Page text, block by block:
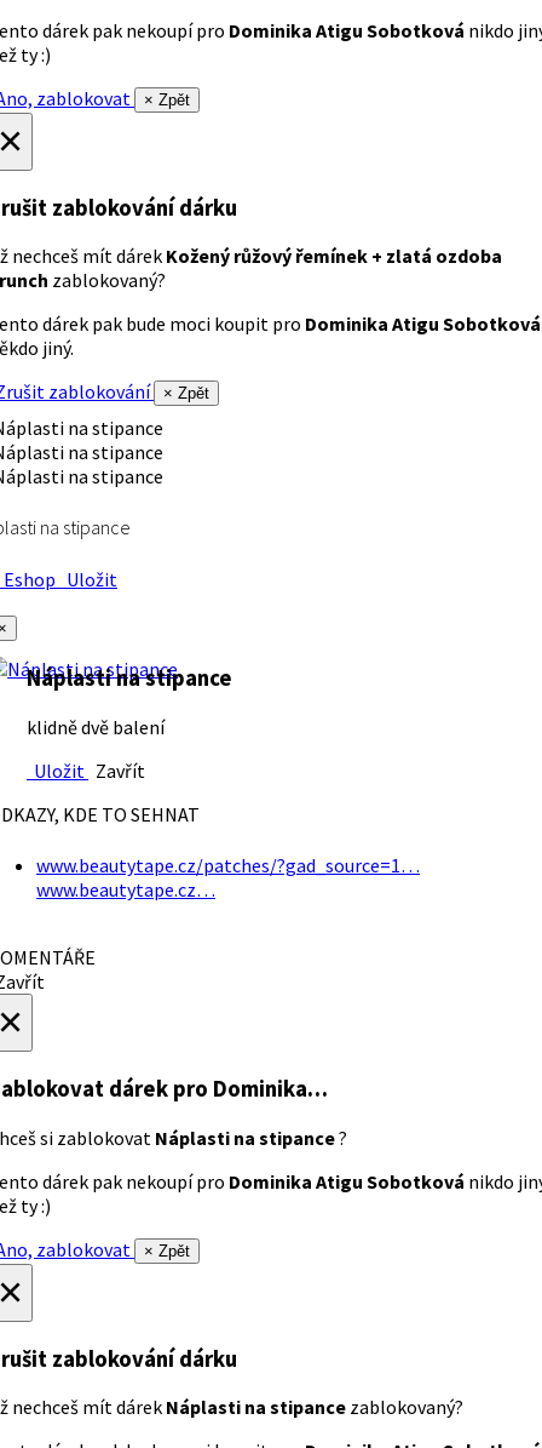
dárek pak nekoupí pro Dominika Atigu Sobotková nikdo
ty :)
zablokovat
× Zpět
zablokování dárku
nechceš mít dárek Kožený růžový řemínek + zlatá ozdoba
zablokovaný?
dárek pak bude moci koupit pro Dominika Atigu Sobotková
jiný.
zablokování
× Zpět
na stipance
Uložit
Náplasti na stipance
klidně dvě balení
Uložit Zavřít
KDE TO SEHNAT
www.beautytape.cz/patches/?gad_source=1…
www.beautytape.cz…
dárek pro Dominika…
si zablokovat Náplasti na stipance?
dárek pak nekoupí pro Dominika Atigu Sobotková nikdo
ty :)
zablokovat
× Zpět
zablokování dárku
nechceš mít dárek Náplasti na stipance zablokovaný?